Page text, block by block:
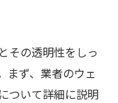
その透明性をしっ
まず、業者のウェ
ついて詳細に説明